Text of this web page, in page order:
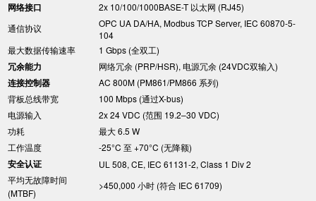
网络接口
2x 10/100/1000BASE-T 以太网 (RJ45)
通信协议
OPC UA DA/HA, Modbus TCP Server, IEC 60870-5-
104
最大数据传输速率
1 Gbps (全双工)
冗余能力 网络冗余 (PRP/HSR), 电源冗余 (24VDC双输入)
连接控制器
AC 800M (PM861/PM866 系列)
背板总线带宽
100 Mbps (通过X-bus)
电源输入
2x 24 VDC (范围 19.2–30 VDC)
功耗
最大 6.5 W
工作温度
-25°C 至 +70°C (无降额)
安全认证
UL 508, CE, IEC 61131-2, Class 1 Div 2
平均无故障时间
(MTBF)
>450,000 小时 (符合 IEC 61709)